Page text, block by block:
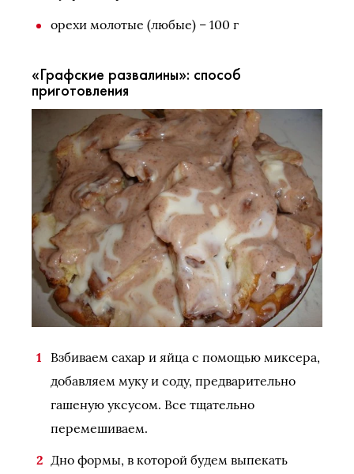
орехи молотые (любые) – 100 г
«Графские развалины»: способ
приготовления
Взбиваем сахар и яйца с помощью миксера,
добавляем муку и соду, предварительно
гашеную уксусом. Все тщательно
перемешиваем.
Дно формы, в которой будем выпекать